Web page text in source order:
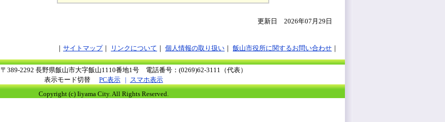
更新日 2026年07月29日
サイトマップ リンクについて 個人情報の取り扱い 飯山市役所に関するお問い合わせ
〒389-2292 長野県飯山市大字飯山1110番地1号
電話番号：(0269)62-3111（代表）
表示モード切替
PC表示 スマホ表示
Copyright (c) Iiyama City. All Rights Reserved.